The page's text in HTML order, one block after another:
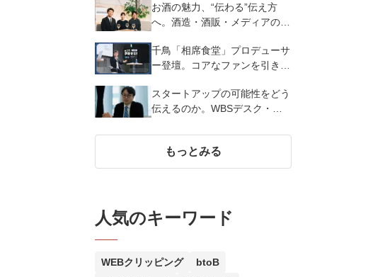
が語る、スタートアップ広報の
本質とは
お酒の魅力、“伝わる”伝え方
へ。酒造・酒販・メディアの視
広報PR｜朝日酒造×いまでや
×dancyu
千鳥「相席食堂」プロデューサ
ー登壇。コアなファンを引きつ
日放送テレビ
スタートアップの可能性をどう
伝えるのか。WBSデスク・中
む広報PR
もっとみる
人気のキーワード
WEBクリッピング
btoB